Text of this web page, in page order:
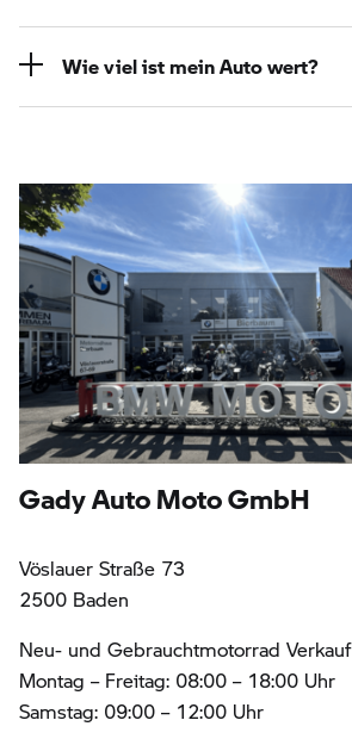
Wie viel ist mein Auto wert?
Gady Auto Moto GmbH
Vöslauer Straße 73
2500 Baden
Neu- und Gebrauchtmotorrad Verkauf
Montag – Freitag: 08:00 – 18:00 Uhr
Samstag: 09:00 – 12:00 Uhr